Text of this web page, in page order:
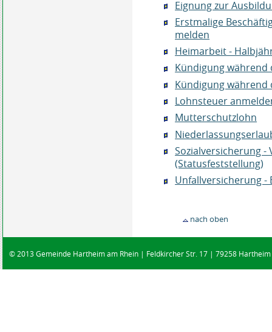
Eignung zur
Erstmalige
melden
Heimarbeit -
Kündigung
Kündigung während
Lohnsteuer
Mutterschutzlohn
Sozialversicherung
(Statusfeststellung)
Unfallversicherung -
nach oben
© 2013 Gemeinde Hartheim am Rhein | Feldkircher Str. 17 | 79258